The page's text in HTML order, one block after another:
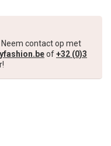
contact op met
of+32 (0)3
😀
van €45,00